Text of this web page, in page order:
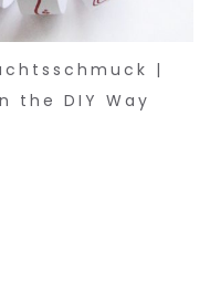
|
the DIY Way